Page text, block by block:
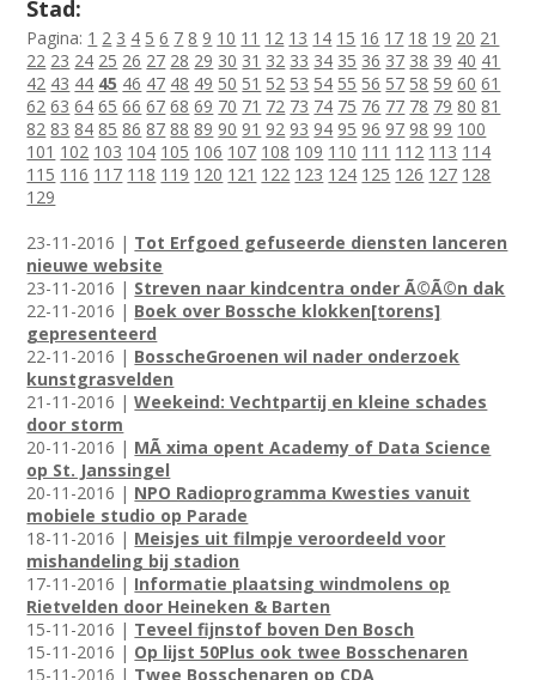
Stad:
Pagina: 1 2 3 4 5 6 7 8 9 10 11 12 13 14 15 16 17 18 19 20 21
22 23 24 25 26 27 28 29 30 31 32 33 34 35 36 37 38 39 40 41
42 43 44 45 46 47 48 49 50 51 52 53 54 55 56 57 58 59 60 61
62 63 64 65 66 67 68 69 70 71 72 73 74 75 76 77 78 79 80 81
82 83 84 85 86 87 88 89 90 91 92 93 94 95 96 97 98 99 100
101 102 103 104 105 106 107 108 109 110 111 112 113 114
115 116 117 118 119 120 121 122 123 124 125 126 127 128
129
23-11-2016 | Tot Erfgoed gefuseerde diensten lanceren
nieuwe website
23-11-2016 | Streven naar kindcentra onder Ã©Ã©n dak
22-11-2016 | Boek over Bossche klokken[torens]
gepresenteerd
22-11-2016 | BosscheGroenen wil nader onderzoek
kunstgrasvelden
21-11-2016 |Weekeind: Vechtpartij en kleine schades
door storm
20-11-2016 | MÃ xima opent Academy of Data Science
op St. Janssingel
20-11-2016 | NPO Radioprogramma Kwesties vanuit
mobiele studio op Parade
18-11-2016 | Meisjes uit filmpje veroordeeld voor
mishandeling bij stadion
17-11-2016 | Informatie plaatsing windmolens op
Rietvelden door Heineken & Barten
15-11-2016 | Teveel fijnstof boven Den Bosch
15-11-2016 | Op lijst 50Plus ook twee Bosschenaren
15-11-2016 | Twee Bosschenaren op CDA